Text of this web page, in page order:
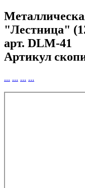
"Лестница"
арт. DLM-41
Артикул
... ... ... ...